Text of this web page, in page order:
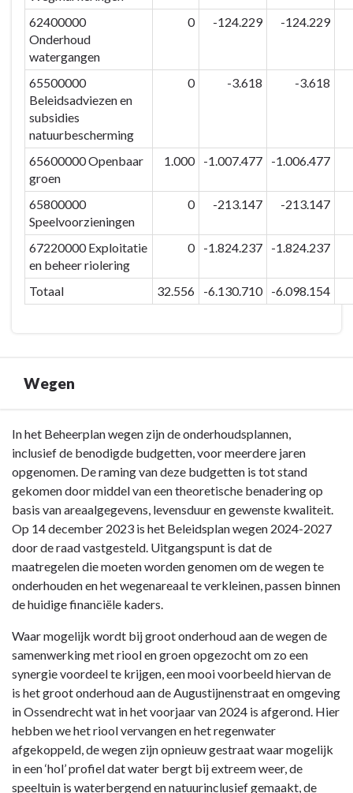
62400000
Onderhoud
watergangen
0 -124.229 -124.229
65500000
Beleidsadviezen en
subsidies
natuurbescherming
0 -3.618 -3.618
65600000 Openbaar
groen
1.000 -1.007.477 -1.006.477
65800000
Speelvoorzieningen
0 -213.147 -213.147
67220000 Exploitatie
en beheer riolering
0 -1.824.237 -1.824.237
Totaal 32.556 -6.130.710 -6.098.154
Wegen
Terug
naar
navigatie
Paragraaf
Onderhoud
kapitaalgoederen
Wegen
In het Beheerplan wegen zijn de onderhoudsplannen,
inclusief de benodigde budgetten, voor meerdere jaren
opgenomen. De raming van deze budgetten is tot stand
gekomen door middel van een theoretische benadering op
basis van areaalgegevens, levensduur en gewenste kwaliteit.
Op 14 december 2023 is het Beleidsplan wegen 2024-2027
door de raad vastgesteld. Uitgangspunt is dat de
maatregelen die moeten worden genomen om de wegen te
onderhouden en het wegenareaal te verkleinen, passen binnen
de huidige financiële kaders.
Waar mogelijk wordt bij groot onderhoud aan de wegen de
samenwerking met riool en groen opgezocht om zo een
synergie voordeel te krijgen, een mooi voorbeeld hiervan de
is het groot onderhoud aan de Augustijnenstraat en omgeving
in Ossendrecht wat in het voorjaar van 2024 is afgerond. Hier
hebben we het riool vervangen en het regenwater
afgekoppeld, de wegen zijn opnieuw gestraat waar mogelijk
in een ‘hol’ profiel dat water bergt bij extreem weer, de
speeltuin is waterbergend en natuurinclusief gemaakt, de